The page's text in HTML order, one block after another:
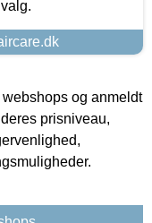
og anmeldt
prisniveau,